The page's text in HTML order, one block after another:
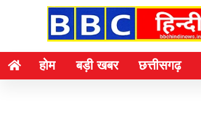
होम बड़ी खबर छत्तीसगढ़